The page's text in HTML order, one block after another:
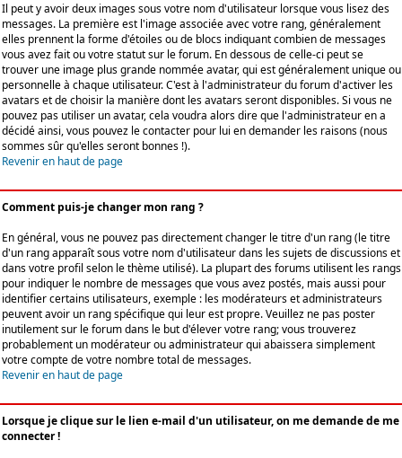
Il peut y avoir deux images sous votre nom d'utilisateur lorsque vous lisez des
messages. La première est l'image associée avec votre rang, généralement
elles prennent la forme d'étoiles ou de blocs indiquant combien de messages
vous avez fait ou votre statut sur le forum. En dessous de celle-ci peut se
trouver une image plus grande nommée avatar, qui est généralement unique ou
personnelle à chaque utilisateur. C'est à l'administrateur du forum d'activer les
avatars et de choisir la manière dont les avatars seront disponibles. Si vous ne
pouvez pas utiliser un avatar, cela voudra alors dire que l'administrateur en a
décidé ainsi, vous pouvez le contacter pour lui en demander les raisons (nous
sommes sûr qu'elles seront bonnes !).
Revenir en haut de page
Comment puis-je changer mon rang ?
En général, vous ne pouvez pas directement changer le titre d'un rang (le titre
d'un rang apparaît sous votre nom d'utilisateur dans les sujets de discussions et
dans votre profil selon le thème utilisé). La plupart des forums utilisent les rangs
pour indiquer le nombre de messages que vous avez postés, mais aussi pour
identifier certains utilisateurs, exemple : les modérateurs et administrateurs
peuvent avoir un rang spécifique qui leur est propre. Veuillez ne pas poster
inutilement sur le forum dans le but d'élever votre rang; vous trouverez
probablement un modérateur ou administrateur qui abaissera simplement
votre compte de votre nombre total de messages.
Revenir en haut de page
Lorsque je clique sur le lien e-mail d'un utilisateur, on me demande de me
connecter !